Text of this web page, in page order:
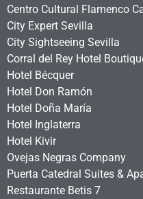
Centro Cultural Flamenco
City Expert Sevilla
City Sightseeing Sevilla
Corral del Rey Hotel
Hotel Bécquer
Hotel Don Ramón
Hotel Doña María
Hotel Inglaterra
Hotel Kivir
Ovejas Negras Company
Puerta Catedral Suites &
Restaurante Betis 7